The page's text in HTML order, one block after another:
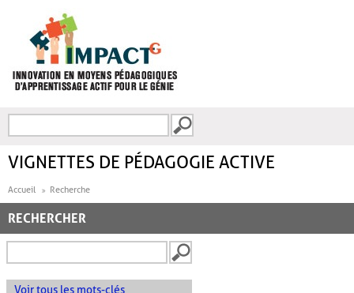
FORMULAIRE DE
VIGNETTES DE PÉDAGOGIE ACTIVE
Accueil Recherche
RECHERCHER
Voir tous les mots-clés